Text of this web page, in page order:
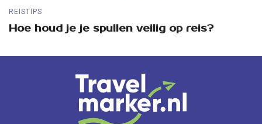
REISTIPS
Hoe houd je je spullen veilig op reis?